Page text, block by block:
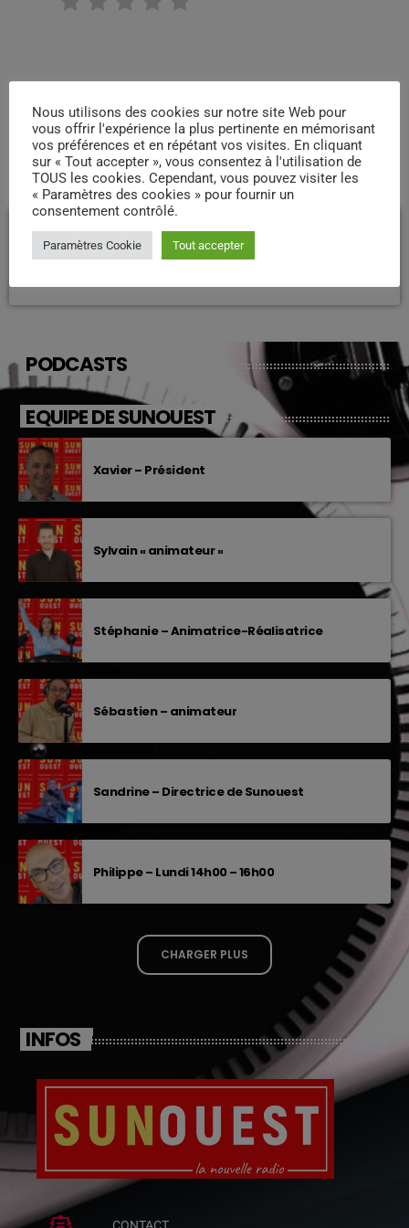
COMMENTAIRES D’ARTICLES (0)
Laisser une réponse
Vous devez être connecté pour ajouter un commentaire.
PODCASTS
EQUIPE DE SUNOUEST
Xavier – Président
Sylvain « animateur »
Stéphanie – Animatrice-Réalisatrice
Sébastien – animateur
Sandrine – Directrice de Sunouest
Philippe – Lundi 14h00 – 16h00
CHARGER PLUS
INFOS
CONTACT
Nous utilisons des cookies sur notre site Web pour
vous offrir l'expérience la plus pertinente en mémorisant
vos préférences et en répétant vos visites. En cliquant
sur « Tout accepter », vous consentez à l'utilisation de
TOUS les cookies. Cependant, vous pouvez visiter les
« Paramètres des cookies » pour fournir un
consentement contrôlé.
Paramètres Cookie Tout accepter